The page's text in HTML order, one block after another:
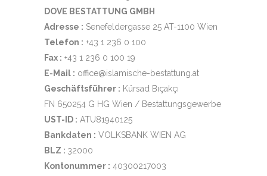
DOVE BESTATTUNG GMBH
Adresse : Senefeldergasse 25 AT-1100 Wien
Telefon : +43 1 236 0 100
Fax : +43 1 236 0 100 19
E-Mail : office@islamische-bestattung.at
Geschäftsführer : Kürsad Bıçakçı
FN 650254 G HG Wien / Bestattungsgewerbe
UST-ID : ATU81940125
Bankdaten : VOLKSBANK WIEN AG
BLZ : 32000
Kontonummer : 40300217003